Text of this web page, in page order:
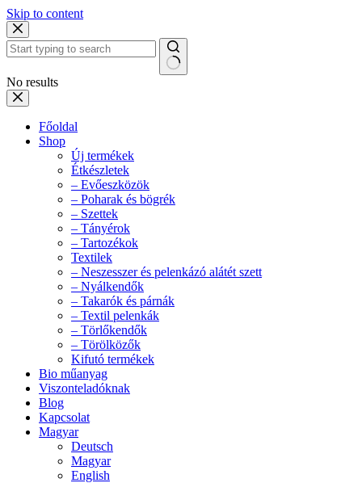
Skip to content
No results
Főoldal
Shop
Új termékek
Étkészletek
– Evőeszközök
– Poharak és bögrék
– Szettek
– Tányérok
– Tartozékok
Textilek
– Neszesszer és pelenkázó alátét szett
– Nyálkendők
– Takarók és párnák
– Textil pelenkák
– Törlőkendők
– Törölközők
Kifutó termékek
Bio műanyag
Viszonteladóknak
Blog
Kapcsolat
Magyar
Deutsch
Magyar
English